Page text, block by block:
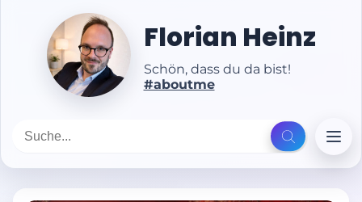
Florian Heinz
Schön, dass du da bist!
#aboutme